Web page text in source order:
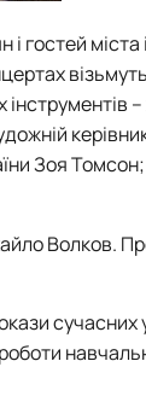
і гостей
Зоя
Волков.
сучасних